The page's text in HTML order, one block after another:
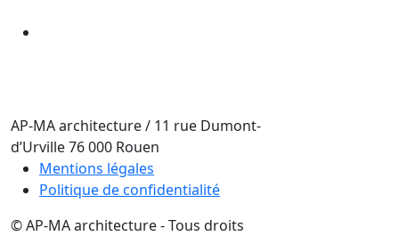
AP-MA architecture/ 11 rue Dumont-
d’Urville76 000 Rouen
Mentions légales
Politique de confidentialité
© AP-MA architecture - Tous droits